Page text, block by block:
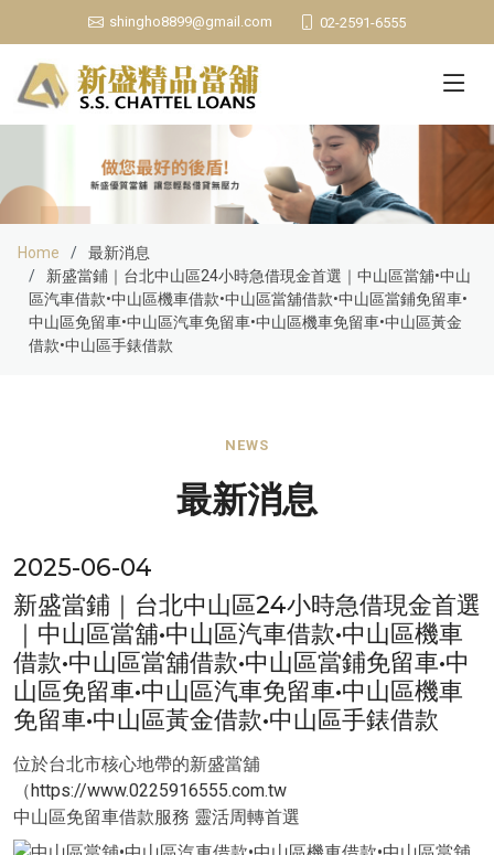
shingho8899@gmail.com 02-2591-6555
Home
最新消息
新盛當鋪｜台北中山區24小時急借現金首選｜中山區當舖•中山
區汽車借款•中山區機車借款•中山區當舖借款•中山區當鋪免留車•
中山區免留車•中山區汽車免留車•中山區機車免留車•中山區黃金
借款•中山區手錶借款
NEWS
最新消息
2025-06-04
新盛當鋪｜台北中山區24小時急借現金首選
｜中山區當舖•中山區汽車借款•中山區機車
借款•中山區當舖借款•中山區當鋪免留車•中
山區免留車•中山區汽車免留車•中山區機車
免留車•中山區黃金借款•中山區手錶借款
位於台北市核心地帶的新盛當舖
（https://www.0225916555.com.tw
中山區免留車借款服務 靈活周轉首選